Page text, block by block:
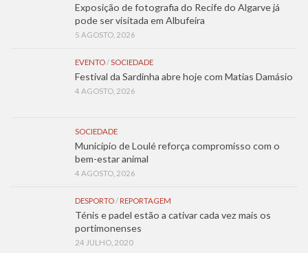
Exposição de fotografia do Recife do Algarve já
pode ser visitada em Albufeira
5 AGOSTO, 2026
EVENTO/SOCIEDADE
Festival da Sardinha abre hoje com Matias Damásio
4 AGOSTO, 2026
SOCIEDADE
Município de Loulé reforça compromisso com o
bem-estar animal
4 AGOSTO, 2026
DESPORTO/ REPORTAGEM
Ténis e padel estão a cativar cada vez mais os
portimonenses
24 JULHO, 2020